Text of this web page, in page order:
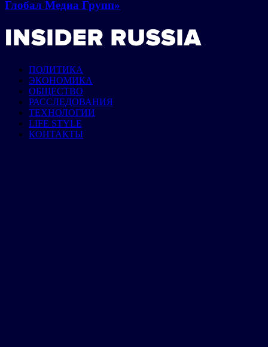
Глобал Медиа Групп»
ПОЛИТИКА
ЭКОНОМИКА
ОБЩЕСТВО
РАССЛЕДОВАНИЯ
ТЕХНОЛОГИИ
LIFE STYLE
КОНТАКТЫ